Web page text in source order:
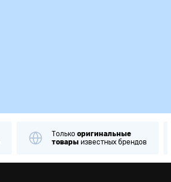
Только оригинальные
товары известных брендов